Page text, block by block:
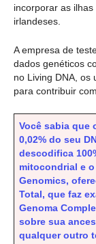
incorporar as
irlandeses.
A empresa de
dados genéticos
no Living DNA, os
para contribuir
Você sabia que
0,02% do seu
descodifica
mitocondrial e
Genomics,
Total, que faz
Genoma
sobre sua
qualquer outro